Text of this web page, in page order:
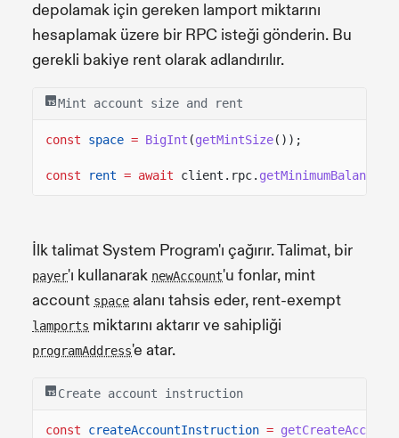
depolamak için gereken lamport miktarını
hesaplamak üzere bir RPC isteği gönderin. Bu
gerekli bakiye rent olarak adlandırılır.
Mint account size and rent
const space = BigInt (getMintSize());
const rent = await client.rpc.
İlk talimat System Program'ı çağırır. Talimat, bir
payer'ı kullanarak newAccount'u fonlar, mint
account space alanı tahsis eder, rent-exempt
lamports miktarını aktarır ve sahipliği
programAddress'e atar.
Create account instruction
const createAccountInstruction =